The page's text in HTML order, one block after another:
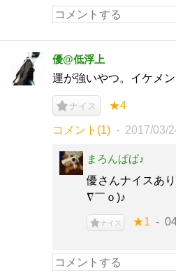
優@低浮上
運が強いやつ。イケメ
ナイス ★4
コメント(1) 2017/03/
まろんぱぱ♪
優さんナイスあ
∇￣ｏ)♪
ナイス ★1